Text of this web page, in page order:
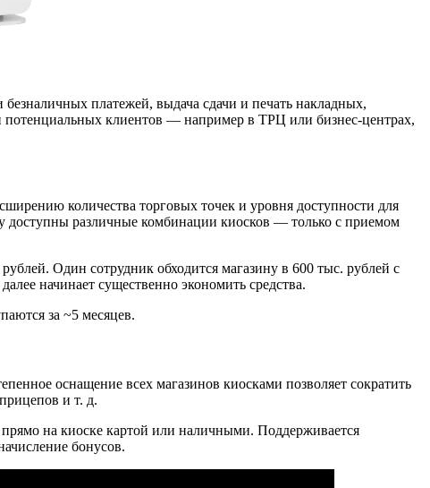
платежей, выдача сдачи и печать накладных,
клиентов — например в ТРЦ или бизнес-центрах,
количества торговых точек и уровня доступности для
доступны различные комбинации киосков — только с приемом
Один сотрудник обходится магазину в 600 тыс. рублей с
начинает существенно экономить средства.
за ~5 месяцев.
оснащение всех магазинов киосками позволяет сократить
и т. д.
прямо на киоске картой или наличными. Поддерживается
бонусов.